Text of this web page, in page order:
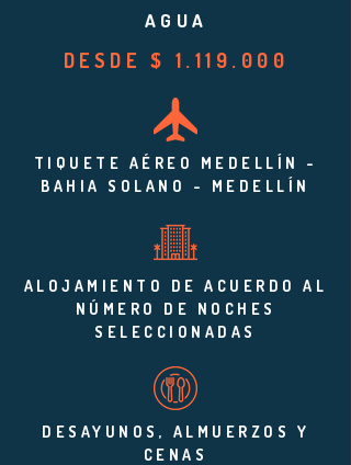
AGUA
DESDE $ 1.119.000
TIQUETE AÉREO MEDELLÍN -
BAHIA SOLANO - MEDELLÍN
ALOJAMIENTO DE ACUERDO AL
NÚMERO DE NOCHES
SELECCIONADAS
DESAYUNOS, ALMUERZOS Y
CENAS